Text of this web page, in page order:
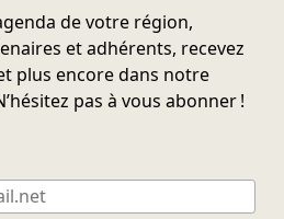
de votre région,
et adhérents, recevez
plus encore dans notre
pas à vous abonner !